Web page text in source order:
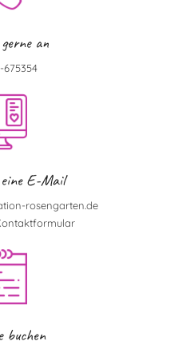
an
675354
E-Mail
rosengarten.de
buchen